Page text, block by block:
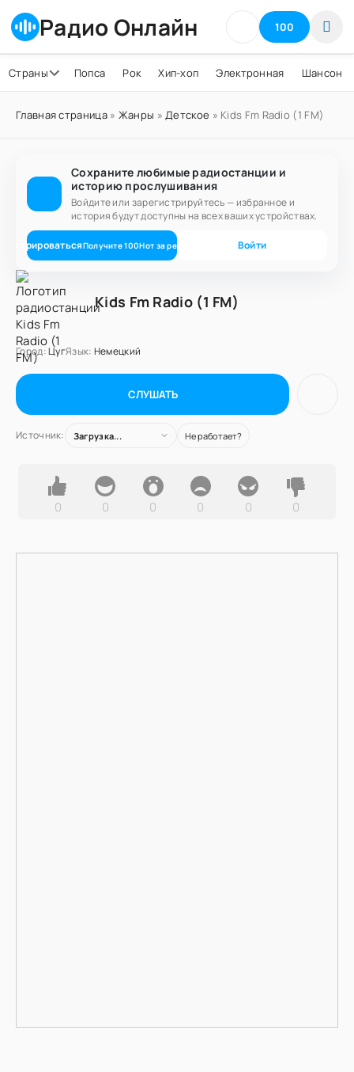
Радио Онлайн 100
Страны Попса Рок Хип-хоп Электронная Шансон
Главная страница» Жанры »Детское » Kids Fm Radio (1 FM)
Сохраните любимые радиостанции и
историю прослушивания
Войдите или зарегистрируйтесь — избранное и
история будут доступны на всех ваших устройствах.
Получите100Нот за регистрацию Войти
Kids Fm Radio (1 FM)
Город:ЦугЯзык: Немецкий
СЛУШАТЬ
Источник: Загрузка... Не работает?
0 0 0 0 0 0